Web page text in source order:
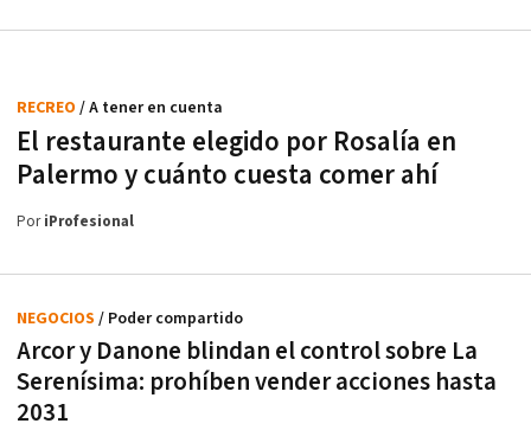
El restaurante elegido por Rosalía en
Palermo y cuánto cuesta comer ahí
RECREO / A tener en cuenta
PoriProfesional
Arcor y Danone blindan el control sobre La
Serenísima: prohíben vender acciones hasta
2031
NEGOCIOS / Poder compartido